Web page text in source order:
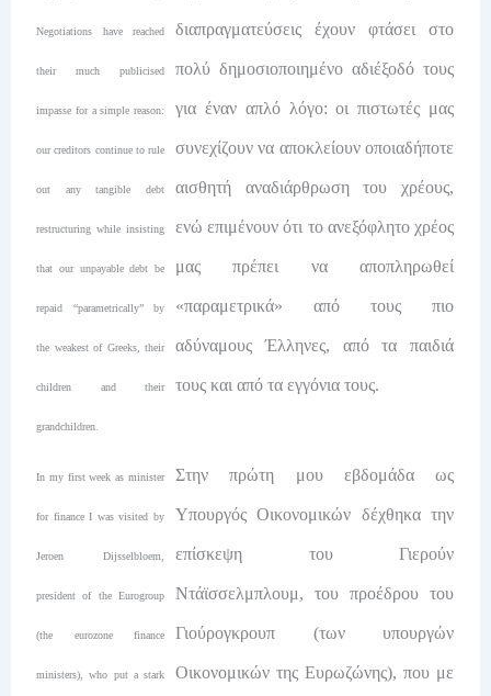
Negotiations have reached
their much publicised
impasse for a simple reason:
our creditors continue to rule
out any tangible debt
restructuring while insisting
that our unpayable debt be
repaid “parametrically” by
the weakest of Greeks, their
children and their
grandchildren.
διαπραγματεύσεις έχουν φτάσει στο
πολύ δημοσιοποιημένο αδιέξοδό τους
για έναν απλό λόγο: οι πιστωτές μας
συνεχίζουν να αποκλείουν οποιαδήποτε
αισθητή αναδιάρθρωση του χρέους,
ενώ επιμένουν ότι το ανεξόφλητο χρέος
μας πρέπει να αποπληρωθεί
«παραμετρικά» από τους πιο
αδύναμους Έλληνες, από τα παιδιά
τους και από τα εγγόνια τους.
In my first week as minister
for finance I was visited by
Jeroen Dijsselbloem,
president of the Eurogroup
(the eurozone finance
ministers), who put a stark
Στην πρώτη μου εβδομάδα ως
Υπουργός Οικονομικών δέχθηκα την
επίσκεψη του Γιερούν
Ντάϊσσελμπλουμ, του προέδρου του
Γιούρογκρουπ (των υπουργών
Οικονομικών της Ευρωζώνης), που με